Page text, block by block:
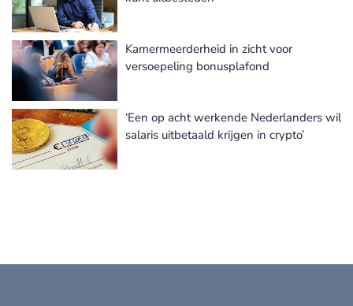
Kamermeerderheid in zicht voor
versoepeling bonusplafond
‘Een op acht werkende Nederlanders wil
salaris uitbetaald krijgen in crypto’